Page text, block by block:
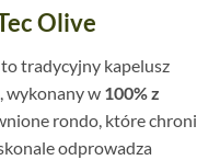
Olive
to tradycyjny kapelusz
wykonany w 100% z
rondo, które chroni
odprowadza